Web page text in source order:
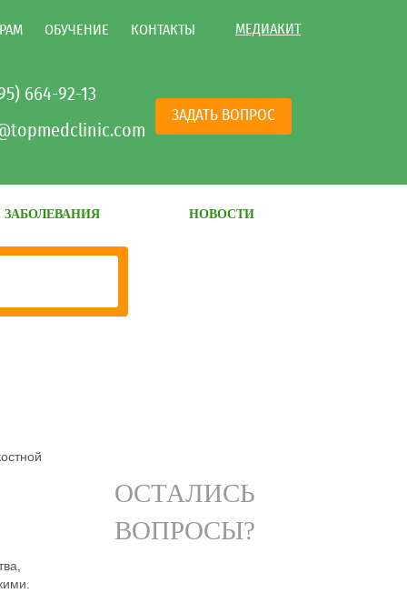
ОБУЧЕНИЕ КОНТАКТЫ МЕДИАКИТ
664-92-13
ЗАДАТЬ ВОПРОС
ЗАБОЛЕВАНИЯ НОВОСТИ
,
ОСТАЛИСЬ
ВОПРОСЫ?